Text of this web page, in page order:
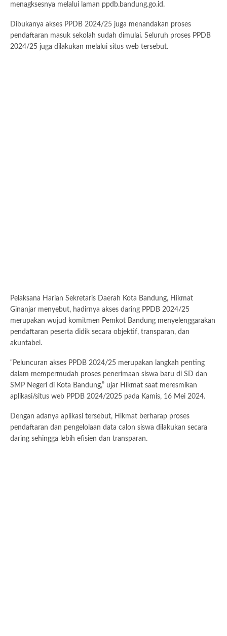
menagksesnya melalui laman ppdb.bandung.go.id.
Dibukanya akses PPDB 2024/25 juga menandakan proses
pendaftaran masuk sekolah sudah dimulai. Seluruh proses PPDB
2024/25 juga dilakukan melalui situs web tersebut.
Pelaksana Harian Sekretaris Daerah Kota Bandung, Hikmat
Ginanjar menyebut, hadirnya akses daring PPDB 2024/25
merupakan wujud komitmen Pemkot Bandung menyelenggarakan
pendaftaran peserta didik secara objektif, transparan, dan
akuntabel.
“Peluncuran akses PPDB 2024/25 merupakan langkah penting
dalam mempermudah proses penerimaan siswa baru di SD dan
SMP Negeri di Kota Bandung,” ujar Hikmat saat meresmikan
aplikasi/situs web PPDB 2024/2025 pada Kamis, 16 Mei 2024.
Dengan adanya aplikasi tersebut, Hikmat berharap proses
pendaftaran dan pengelolaan data calon siswa dilakukan secara
daring sehingga lebih efisien dan transparan.